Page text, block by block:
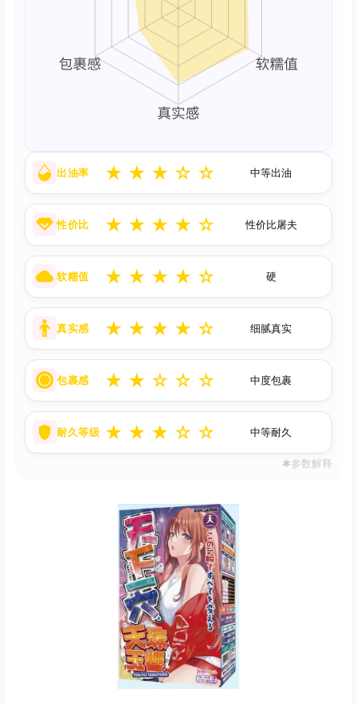
出油率 ★ ★ ★ ☆ ☆ 中等出油
性价比 ★ ★ ★ ★ ☆ 性价比屠夫
软糯值 ★ ★ ★ ★ ☆ 硬
真实感 ★ ★ ★ ★ ☆ 细腻真实
包裹感 ★ ★ ☆ ☆ ☆ 中度包裹
耐久等级 ★ ★ ★ ☆ ☆ 中等耐久
✱参数解释